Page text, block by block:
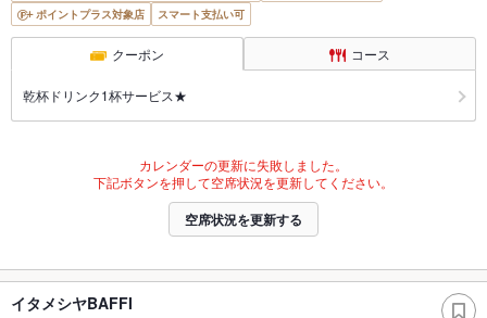
ポイントプラス対象店
スマート支払い可
クーポン コース
乾杯ドリンク1杯サービス★
カレンダーの更新に失敗しました。
下記ボタンを押して空席状況を更新してください。
空席状況を更新する
イタメシヤBAFFI